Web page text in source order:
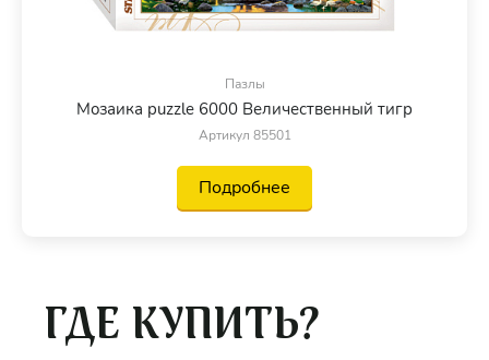
Пазлы
Мозаика puzzle 6000 Величественный тигр
Артикул 85501
Подробнее
ГДЕ КУПИТЬ?